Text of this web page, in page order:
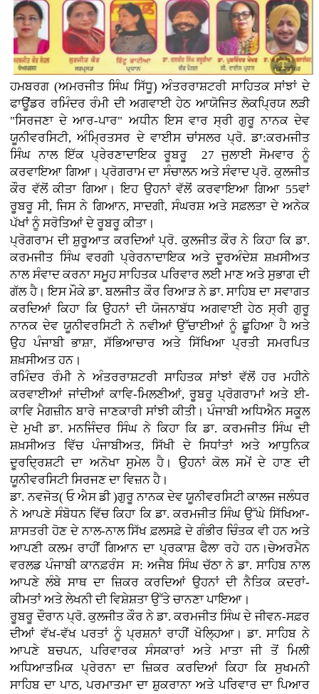
ਹਮਬਰਗ (ਅਮਰਜੀਤ ਸਿੰਘ ਸਿੱਧੂ) ਅੰਤਰਰਾਸ਼ਟਰੀ ਸਾਹਿਤਕ ਸਾਂਝਾਂ ਦੇ
ਫਾਊਂਡਰ ਰਮਿੰਦਰ ਰੰਮੀ ਦੀ ਅਗਵਾਈ ਹੇਠ ਆਯੋਜਿਤ ਲੋਕਪ੍ਰਿਯ ਲੜੀ
"ਸਿਰਜਣਾ ਦੇ ਆਰ-ਪਾਰ" ਅਧੀਨ ਇਸ ਵਾਰ ਸ੍ਰੀ ਗੁਰੂ ਨਾਨਕ ਦੇਵ
ਯੂਨੀਵਰਸਿਟੀ, ਅੰਮ੍ਰਿਤਸਰ ਦੇ ਵਾਈਸ ਚਾਂਸਲਰ ਪ੍ਰੋ. ਡਾ:ਕਰਮਜੀਤ
ਸਿੰਘ ਨਾਲ ਇੱਕ ਪ੍ਰੇਰਣਾਦਾਇਕ ਰੂਬਰੂ 27 ਜੁਲਾਈ ਸੋਮਵਾਰ ਨੂੰ
ਕਰਵਾਇਆ ਗਿਆ। ਪ੍ਰੋਗਰਾਮ ਦਾ ਸੰਚਾਲਨ ਅਤੇ ਸੰਵਾਦ ਪ੍ਰੋ. ਕੁਲਜੀਤ
ਕੌਰ ਵੱਲੋਂ ਕੀਤਾ ਗਿਆ। ਇਹ ਉਹਨਾਂ ਵੱਲੋਂ ਕਰਵਾਇਆ ਗਿਆ 55ਵਾਂ
ਰੂਬਰੂ ਸੀ, ਜਿਸ ਨੇ ਗਿਆਨ, ਸਾਦਗੀ, ਸੰਘਰਸ਼ ਅਤੇ ਸਫ਼ਲਤਾ ਦੇ ਅਨੇਕ
ਪੱਖਾਂ ਨੂੰ ਸਰੋਤਿਆਂ ਦੇ ਰੂਬਰੂ ਕੀਤਾ।
ਪ੍ਰੋਗਰਾਮ ਦੀ ਸ਼ੁਰੂਆਤ ਕਰਦਿਆਂ ਪ੍ਰੋ. ਕੁਲਜੀਤ ਕੌਰ ਨੇ ਕਿਹਾ ਕਿ ਡਾ.
ਕਰਮਜੀਤ ਸਿੰਘ ਵਰਗੀ ਪ੍ਰੇਰਨਾਦਾਇਕ ਅਤੇ ਦੂਰਅੰਦੇਸ਼ ਸ਼ਖ਼ਸੀਅਤ
ਨਾਲ ਸੰਵਾਦ ਕਰਨਾ ਸਮੂਹ ਸਾਹਿਤਕ ਪਰਿਵਾਰ ਲਈ ਮਾਣ ਅਤੇ ਸੁਭਾਗ ਦੀ
ਗੱਲ ਹੈ। ਇਸ ਮੌਕੇ ਡਾ. ਬਲਜੀਤ ਕੌਰ ਰਿਆੜ ਨੇ ਡਾ. ਸਾਹਿਬ ਦਾ ਸਵਾਗਤ
ਕਰਦਿਆਂ ਕਿਹਾ ਕਿ ਉਹਨਾਂ ਦੀ ਯੋਜਨਾਬੱਧ ਅਗਵਾਈ ਹੇਠ ਸ੍ਰੀ ਗੁਰੂ
ਨਾਨਕ ਦੇਵ ਯੂਨੀਵਰਸਿਟੀ ਨੇ ਨਵੀਆਂ ਉੱਚਾਈਆਂ ਨੂੰ ਛੂਹਿਆ ਹੈ ਅਤੇ
ਉਹ ਪੰਜਾਬੀ ਭਾਸ਼ਾ, ਸੱਭਿਆਚਾਰ ਅਤੇ ਸਿੱਖਿਆ ਪ੍ਰਤੀ ਸਮਰਪਿਤ
ਸ਼ਖ਼ਸੀਅਤ ਹਨ।
ਰਮਿੰਦਰ ਰੰਮੀ ਨੇ ਅੰਤਰਰਾਸ਼ਟਰੀ ਸਾਹਿਤਕ ਸਾਂਝਾਂ ਵੱਲੋਂ ਹਰ ਮਹੀਨੇ
ਕਰਵਾਈਆਂ ਜਾਂਦੀਆਂ ਕਾਵਿ-ਮਿਲਣੀਆਂ, ਰੂਬਰੂ ਪ੍ਰੋਗਰਾਮਾਂ ਅਤੇ ਈ-
ਕਾਵਿ ਮੈਗਜ਼ੀਨ ਬਾਰੇ ਜਾਣਕਾਰੀ ਸਾਂਝੀ ਕੀਤੀ। ਪੰਜਾਬੀ ਅਧਿਐਨ ਸਕੂਲ
ਦੇ ਮੁਖੀ ਡਾ. ਮਨਜਿੰਦਰ ਸਿੰਘ ਨੇ ਕਿਹਾ ਕਿ ਡਾ. ਕਰਮਜੀਤ ਸਿੰਘ ਦੀ
ਸ਼ਖ਼ਸੀਅਤ ਵਿੱਚ ਪੰਜਾਬੀਅਤ, ਸਿੱਖੀ ਦੇ ਸਿਧਾਂਤਾਂ ਅਤੇ ਆਧੁਨਿਕ
ਦੂਰਦ੍ਰਿਸ਼ਟੀ ਦਾ ਅਨੋਖਾ ਸੁਮੇਲ ਹੈ। ਉਹਨਾਂ ਕੋਲ ਸਮੇਂ ਦੇ ਹਾਣ ਦੀ
ਯੂਨੀਵਰਸਿਟੀ ਸਿਰਜਣ ਦਾ ਵਿਜ਼ਨ ਹੈ।
ਡਾ. ਨਵਜੋਤ( ਓ ਐਸ ਡੀ )ਗੁਰੂ ਨਾਨਕ ਦੇਵ ਯੂਨੀਵਰਸਿਟੀ ਕਾਲਜ ਜਲੰਧਰ
ਨੇ ਆਪਣੇ ਸੰਬੋਧਨ ਵਿੱਚ ਕਿਹਾ ਕਿ ਡਾ. ਕਰਮਜੀਤ ਸਿੰਘ ਉੱਘੇ ਸਿੱਖਿਆ-
ਸ਼ਾਸਤਰੀ ਹੋਣ ਦੇ ਨਾਲ-ਨਾਲ ਸਿੱਖ ਫ਼ਲਸਫ਼ੇ ਦੇ ਗੰਭੀਰ ਚਿੰਤਕ ਵੀ ਹਨ ਅਤੇ
ਆਪਣੀ ਕਲਮ ਰਾਹੀਂ ਗਿਆਨ ਦਾ ਪ੍ਰਕਾਸ਼ ਫੈਲਾ ਰਹੇ ਹਨ।ਚੇਅਰਮੈਨ
ਵਰਲਡ ਪੰਜਾਬੀ ਕਾਨਫ਼ਰੰਸ ਸ: ਅਜੈਬ ਸਿੰਘ ਚੱਠਾ ਨੇ ਡਾ. ਸਾਹਿਬ ਨਾਲ
ਆਪਣੇ ਲੰਬੇ ਸਾਥ ਦਾ ਜ਼ਿਕਰ ਕਰਦਿਆਂ ਉਹਨਾਂ ਦੀ ਨੈਤਿਕ ਕਦਰਾਂ-
ਕੀਮਤਾਂ ਅਤੇ ਲੇਖਨੀ ਦੀ ਵਿਸ਼ੇਸ਼ਤਾ ਉੱਤੇ ਚਾਨਣਾ ਪਾਇਆ।
ਰੂਬਰੂ ਦੌਰਾਨ ਪ੍ਰੋ. ਕੁਲਜੀਤ ਕੌਰ ਨੇ ਡਾ. ਕਰਮਜੀਤ ਸਿੰਘ ਦੇ ਜੀਵਨ-ਸਫ਼ਰ
ਦੀਆਂ ਵੱਖ-ਵੱਖ ਪਰਤਾਂ ਨੂੰ ਪ੍ਰਸ਼ਨਾਂ ਰਾਹੀਂ ਖੋਲ੍ਹਿਆ। ਡਾ. ਸਾਹਿਬ ਨੇ
ਆਪਣੇ ਬਚਪਨ, ਪਰਿਵਾਰਕ ਸੰਸਕਾਰਾਂ ਅਤੇ ਮਾਤਾ ਜੀ ਤੋਂ ਮਿਲੀ
ਅਧਿਆਤਮਿਕ ਪ੍ਰੇਰਨਾ ਦਾ ਜ਼ਿਕਰ ਕਰਦਿਆਂ ਕਿਹਾ ਕਿ ਸੁਖਮਨੀ
ਸਾਹਿਬ ਦਾ ਪਾਠ, ਪਰਮਾਤਮਾ ਦਾ ਸ਼ੁਕਰਾਨਾ ਅਤੇ ਪਰਿਵਾਰ ਦਾ ਪਿਆਰ